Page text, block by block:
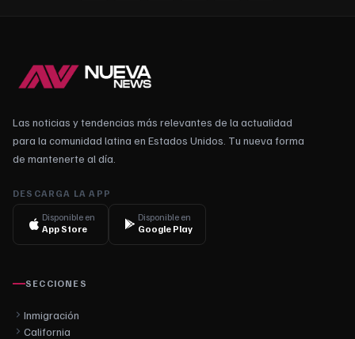
Las noticias y tendencias más relevantes de la actualidad
para la comunidad latina en Estados Unidos. Tu nueva forma
de mantenerte al día.
DESCARGA LA APP
Disponible en
App Store
Disponible en
Google Play
SECCIONES
Inmigración
California